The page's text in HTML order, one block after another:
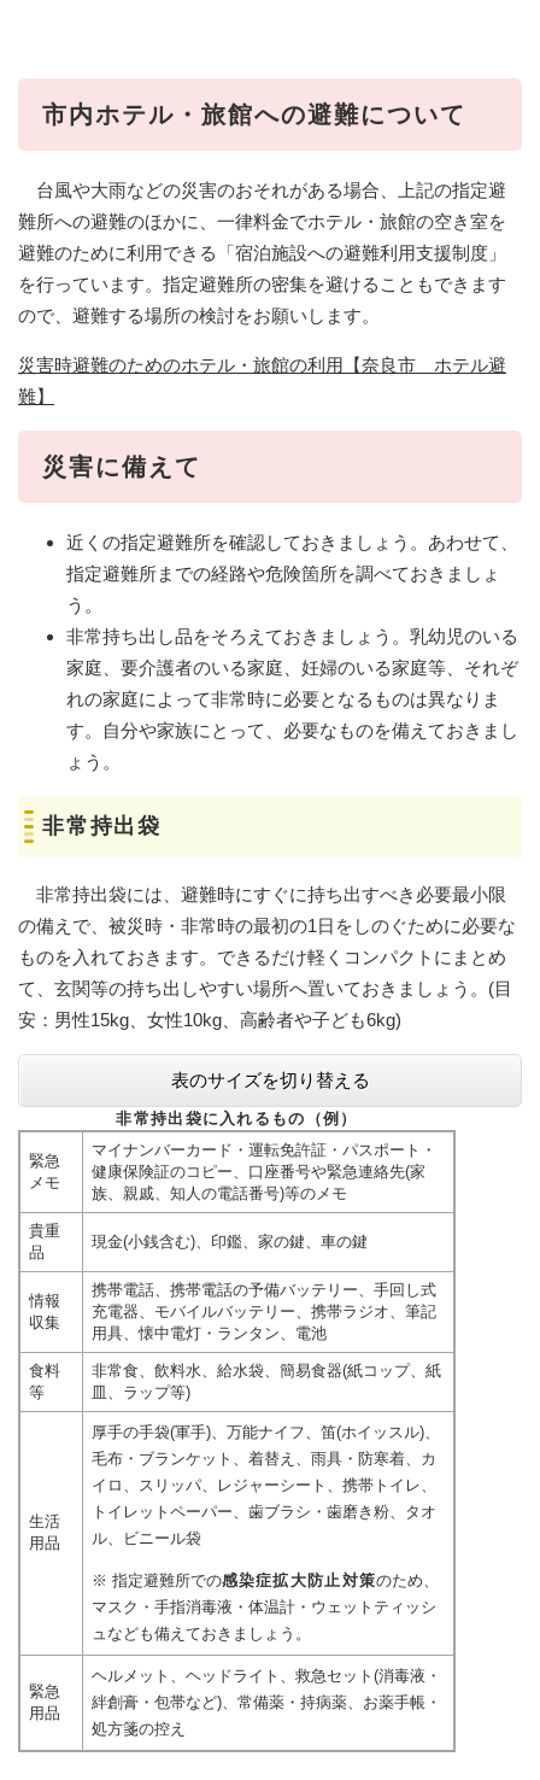
市内ホテル・旅館への避難について
台風や大雨などの災害のおそれがある場合、上記の指定避
難所への避難のほかに、一律料金でホテル・旅館の空き室を
避難のために利用できる「宿泊施設への避難利用支援制度」
を行っています。指定避難所の密集を避けることもできます
ので、避難する場所の検討をお願いします。
災害時避難のためのホテル・旅館の利用【奈良市 ホテル避
難】
災害に備えて
近くの指定避難所を確認しておきましょう。あわせて、
指定避難所までの経路や危険箇所を調べておきましょ
う。
非常持ち出し品をそろえておきましょう。乳幼児のいる
家庭、要介護者のいる家庭、妊婦のいる家庭等、それぞ
れの家庭によって非常時に必要となるものは異なりま
す。自分や家族にとって、必要なものを備えておきまし
ょう。
非常持出袋
非常持出袋には、避難時にすぐに持ち出すべき必要最小限
の備えで、被災時・非常時の最初の1日をしのぐために必要な
ものを入れておきます。できるだけ軽くコンパクトにまとめ
て、玄関等の持ち出しやすい場所へ置いておきましょう。(目
安：男性15kg、女性10kg、高齢者や子ども6kg)
表のサイズを切り替える
非常持出袋に入れるもの（例）
緊急
メモ
マイナンバーカード・運転免許証・パスポート・
健康保険証のコピー、口座番号や緊急連絡先(家
族、親戚、知人の電話番号)等のメモ
貴重
品
現金(小銭含む)、印鑑、家の鍵、車の鍵
情報
収集
携帯電話、携帯電話の予備バッテリー、手回し式
充電器、モバイルバッテリー、携帯ラジオ、筆記
用具、懐中電灯・ランタン、電池
食料
等
非常食、飲料水、給水袋、簡易食器(紙コップ、紙
皿、ラップ等)
生活
用品
厚手の手袋(軍手)、万能ナイフ、笛(ホイッスル)、
毛布・ブランケット、着替え、雨具・防寒着、カ
イロ、スリッパ、レジャーシート、携帯トイレ、
トイレットペーパー、歯ブラシ・歯磨き粉、タオ
ル、ビニール袋
※ 指定避難所での感染症拡大防止対策のため、
マスク・手指消毒液・体温計・ウェットティッシ
ュなども備えておきましょう。
緊急
用品
ヘルメット、ヘッドライト、救急セット(消毒液・
絆創膏・包帯など)、常備薬・持病薬、お薬手帳・
処方箋の控え